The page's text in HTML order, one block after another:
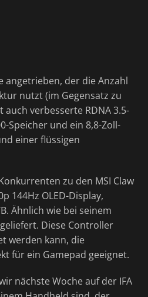
angetrieben, der die Anzahl
nutzt (im Gegensatz zu
auch verbesserte RDNA 3.5-
Speicher und ein 8,8-Zoll-
einer flüssigen
zu den MSI Claw
144Hz OLED-Display,
Ähnlich wie bei seinem
Diese Controller
werden kann, die
für ein Gamepad geeignet.
nächste Woche auf der IFA